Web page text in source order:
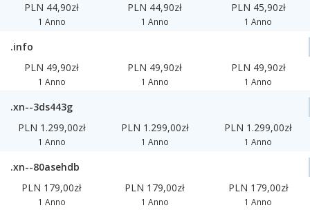
PLN 44,90zł
1 Anno
PLN 44,90zł
1 Anno
PLN 45,90zł
1 Anno
.info
PLN 49,90zł
1 Anno
PLN 49,90zł
1 Anno
PLN 49,90zł
1 Anno
.xn--3ds443g
PLN 1.299,00zł
1 Anno
PLN 1.299,00zł
1 Anno
PLN 1.299,00zł
1 Anno
.xn--80asehdb
PLN 179,00zł
1 Anno
PLN 179,00zł
1 Anno
PLN 179,00zł
1 Anno